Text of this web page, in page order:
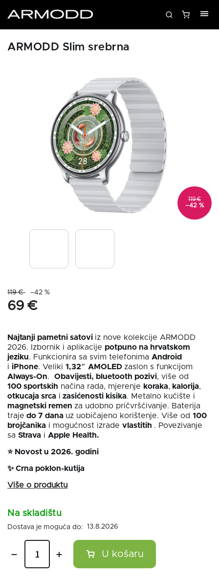
ARMODD Slim srebrna
119 €
–42 %
119 € –42 %
69 €
Najtanji pametni satovi iz nove kolekcije ARMODD
2026. Izbornik i aplikacije potpuno na hrvatskom
jeziku. Funkcionira sa svim telefonima Android
i iPhone. Veliki 1,32″ AMOLED zaslon s funkcijom
Always-On. Obavijesti, bluetooth pozivi, više od
100 sportskih načina rada, mjerenje koraka, kalorija,
otkucaja srca i zasićenosti kisika. Metalno kućište i
magnetski remen za udobno pričvršćivanje. Baterija
traje do 7 dana uz uobičajeno korištenje. Više od 100
brojčanika i mogućnost izrade vlastitih . Povezivanje
sa Strava i Apple Health.
⭐ Novost u 2026. godini
✨ Crna poklon-kutija
Na skladištu
13.8.2026